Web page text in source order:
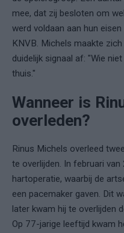
mee, dat zij besloten om
werd voldaan aan hun
KNVB. Michels maakte
duidelijk signaal af: "Wie
thuis."
Wanneer is
overleden?
Rinus Michels overleed
te overlijden. In februari
hartoperatie, waarbij de
een pacemaker gaven. Dit
later kwam hij te overlijden
Op 77-jarige leeftijd kwam